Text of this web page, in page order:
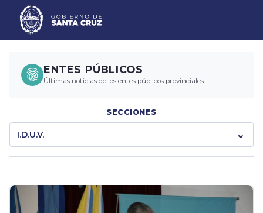
ENTES PÚBLICOS
Últimas noticias de los entes públicos provinciales.
SECCIONES
I.D.U.V.